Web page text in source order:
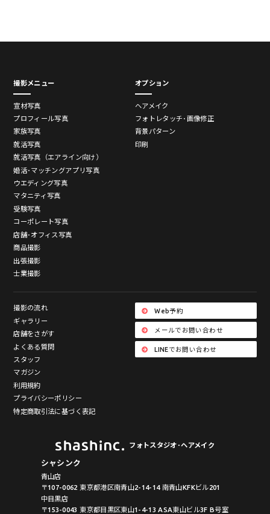
撮影メニュー
宣材写真
プロフィール写真
家族写真
就活写真
就活写真（エアライン向け）
婚活･マッチングアプリ写真
ウエディング写真
マタニティ写真
受験写真
コーポレート写真
店舗･オフィス写真
商品撮影
出張撮影
士業撮影
オプション
ヘアメイク
フォトレタッチ･画像修正
背景パターン
印刷
撮影の流れ
ギャラリー
店舗をさがす
よくある質問
スタッフ
マガジン
利用規約
プライバシーポリシー
特定商取引法に基づく表記
Web予約
メールでお問い合わせ
LINEでお問い合わせ
フォトスタジオ･ヘアメイク
シャシンク
青山店
〒107-0062 東京都港区南青山2-14-14 南青山KFKビル201
中目黒店
〒153-0043 東京都目黒区東山1-4-13 ASA東山ビル3F B号室